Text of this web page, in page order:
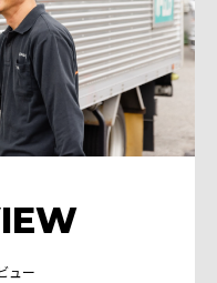
ュー